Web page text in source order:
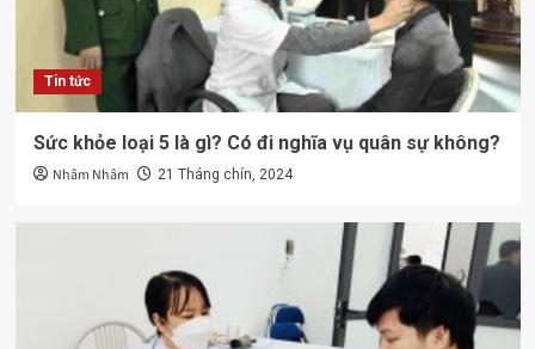
Tin tức
Sức khỏe loại 5 là gì? Có đi nghĩa vụ quân sự không?
Nhâm Nhâm 21 Tháng chín, 2024